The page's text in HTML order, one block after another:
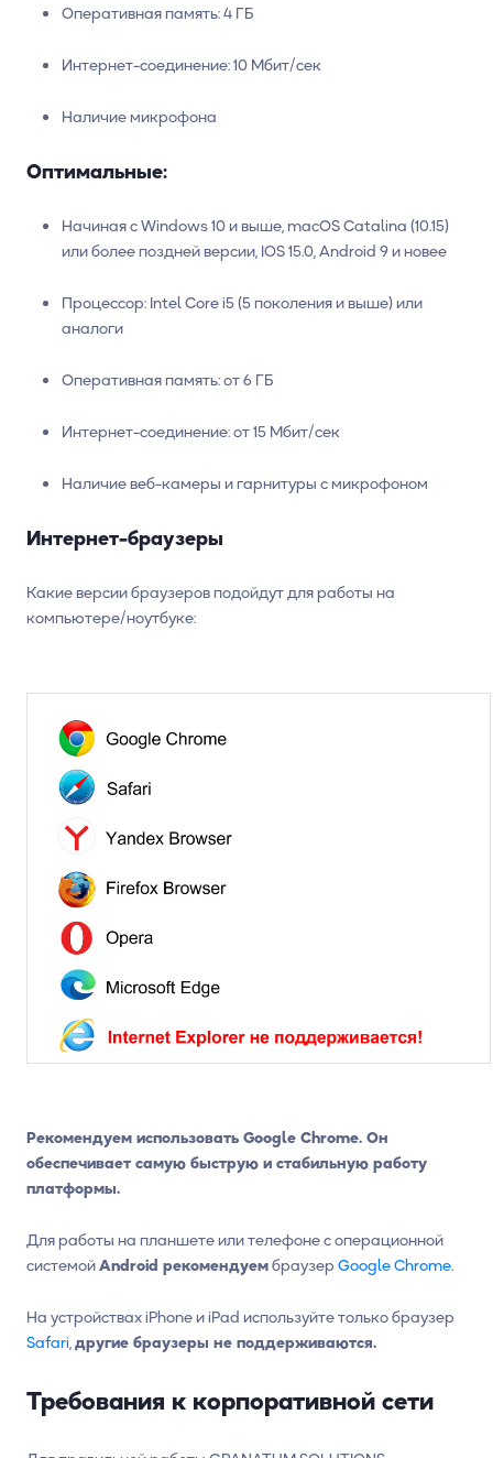
Оперативная память: 4 ГБ
Интернет-соединение: 10 Мбит/сек
Наличие микрофона
Оптимальные:
Начиная с Windows 10 и выше, macOS Catalina (10.15)
или более поздней версии, IOS 15.0, Android 9 и новее
Процессор: Intel Core i5 (5 поколения и выше) или
аналоги
Оперативная память: от 6 ГБ
Интернет-соединение: от 15 Мбит/сек
Наличие веб-камеры и гарнитуры с микрофоном
Интернет-браузеры
Какие версии браузеров подойдут для работы на
компьютере/ноутбуке:
Рекомендуем использовать Google Chrome. Он
обеспечивает самую быструю и стабильную работу
платформы.
Для работы на планшете или телефоне с операционной
системойAndroid рекомендуембраузерGoogle Chrome.
На устройствах iPhone и iPad используйте только браузер
Safari,другие браузеры не поддерживаются.
Требования к корпоративной сети